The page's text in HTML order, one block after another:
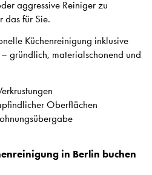
aggressive Reiniger zu
das für Sie.
Küchenreinigung inklusive
gründlich, materialschonend und
Oberflächen
in Berlin buchen